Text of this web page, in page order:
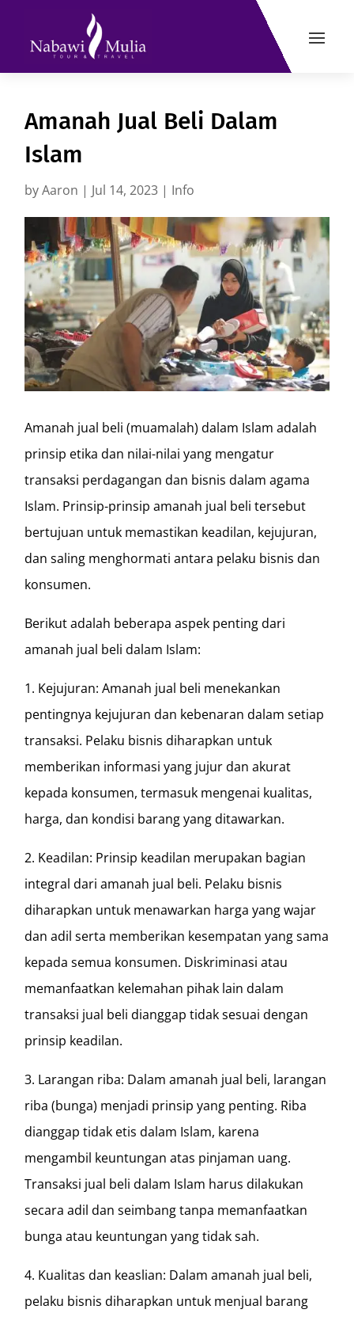
Amanah Jual Beli Dalam
Islam
byAaron | Jul 14, 2023 | Info
Amanah jual beli (muamalah) dalam Islam adalah
prinsip etika dan nilai-nilai yang mengatur
transaksi perdagangan dan bisnis dalam agama
Islam. Prinsip-prinsip amanah jual beli tersebut
bertujuan untuk memastikan keadilan, kejujuran,
dan saling menghormati antara pelaku bisnis dan
konsumen.
Berikut adalah beberapa aspek penting dari
amanah jual beli dalam Islam:
1. Kejujuran: Amanah jual beli menekankan
pentingnya kejujuran dan kebenaran dalam setiap
transaksi. Pelaku bisnis diharapkan untuk
memberikan informasi yang jujur ​​dan akurat
kepada konsumen, termasuk mengenai kualitas,
harga, dan kondisi barang yang ditawarkan.
2. Keadilan: Prinsip keadilan merupakan bagian
integral dari amanah jual beli. Pelaku bisnis
diharapkan untuk menawarkan harga yang wajar
dan adil serta memberikan kesempatan yang sama
kepada semua konsumen. Diskriminasi atau
memanfaatkan kelemahan pihak lain dalam
transaksi jual beli dianggap tidak sesuai dengan
prinsip keadilan.
3. Larangan riba: Dalam amanah jual beli, larangan
riba (bunga) menjadi prinsip yang penting. Riba
dianggap tidak etis dalam Islam, karena
mengambil keuntungan atas pinjaman uang.
Transaksi jual beli dalam Islam harus dilakukan
secara adil dan seimbang tanpa memanfaatkan
bunga atau keuntungan yang tidak sah.
4. Kualitas dan keaslian: Dalam amanah jual beli,
pelaku bisnis diharapkan untuk menjual barang